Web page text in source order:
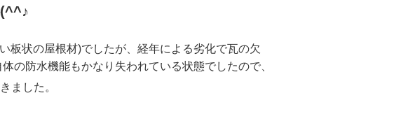
板状の屋根材)でしたが、経年による劣化で瓦の欠
の防水機能もかなり失われている状態でしたので、
ました。